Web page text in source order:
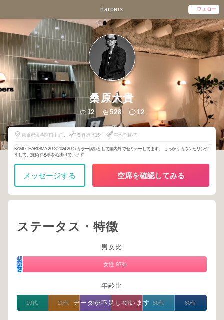
harpers フォロー
桑原大貴
12 528 12
東京都渋谷区円山町5-
美容師歴15年 平均予算-円
KAMI CHARISMA 2023.2024.2025 カラー講師として国内外でセミナーしてます。 しっかりカウンセリング
をして、施術する事を心掛けています
メッセージする 空席を確認してみる
ステータス・特徴
男女比
男
性
3%
女性 97%
年齢比
データが不足しています
10代 20代 30代 40代 50代 60代